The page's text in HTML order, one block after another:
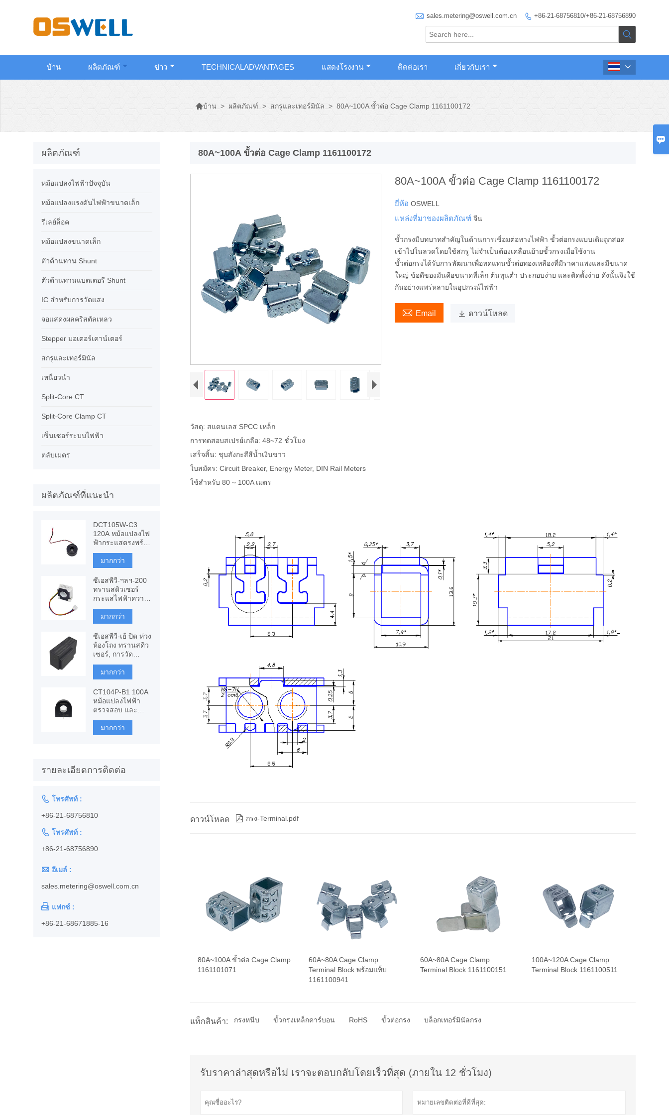

 sales.metering@oswell.com.cn  +86-21-68756810/+86-21-68756890

บ้าน ผลิตภัณฑ์ ข่าว TECHNICALADVANTAGES แสดงโรงงาน ติดต่อเรา เกี่ยวกับเรา 
บ้าน > ผลิตภัณฑ์ > สกรูและเทอร์มินัล > 80A~100A ขั้วต่อ Cage Clamp 1161100172
80A~100A ขั้วต่อ Cage Clamp 1161100172
80A~100A ขั้วต่อ Cage Clamp 1161100172
ยี่ห้อOSWELL
แหล่งที่มาของผลิตภัณฑ์จีน
ขั้วกรงมีบทบาทสำคัญในด้านการเชื่อมต่อทางไฟฟ้า ขั้วต่อกรงแบบเดิมถูกสอด
เข้าไปในลวดโดยใช้สกรู ไม่จำเป็นต้องเคลื่อนย้ายขั้วกรงเมื่อใช้งาน
ขั้วต่อกรงได้รับการพัฒนาเพื่อทดแทนขั้วต่อทองเหลืองที่มีราคาแพงและมีขนาด
ใหญ่ ข้อดีของมันคือขนาดที่เล็ก ต้นทุนต่ำ ประกอบง่าย และติดตั้งง่าย ดังนั้นจึงใช้
กันอย่างแพร่หลายในอุปกรณ์ไฟฟ้า
 Email  ดาวน์โหลด
วัสดุ: สแตนเลส SPCC เหล็ก
การทดสอบสเปรย์เกลือ: 48~72 ชั่วโมง
เสร็จสิ้น: ชุบสังกะสีสีน้ำเงินขาว
ใบสมัคร: Circuit Breaker, Energy Meter, DIN Rail Meters
ใช้สำหรับ 80 ~ 100A เมตร
ดาวน์โหลด  กรง-Terminal.pdf
80A~100A ขั้วต่อ Cage Clamp
1161101071
60A~80A Cage Clamp
Terminal Block พร้อมแท็บ
1161100941
60A~80A Cage Clamp
Terminal Block 1161100151
100A~120A Cage Clamp
Terminal Block 1161100511
แท็กสินค้า: กรงหนีบ ขั้วกรงเหล็กคาร์บอน RoHS ขั้วต่อกรง บล็อกเทอร์มินัลกรง
รับราคาล่าสุดหรือไม่ เราจะตอบกลับโดยเร็วที่สุด (ภายใน 12 ชั่วโมง)
ผลิตภัณฑ์
หม้อแปลงไฟฟ้าปัจจุบัน
หม้อแปลงแรงดันไฟฟ้าขนาดเล็ก
รีเลย์ล็อค
หม้อแปลงขนาดเล็ก
ตัวต้านทาน Shunt
ตัวต้านทานแบตเตอรี Shunt
IC สำหรับการวัดแสง
จอแสดงผลคริสตัลเหลว
Stepper มอเตอร์เคาน์เตอร์
สกรูและเทอร์มินัล
เหนี่ยวนำ
Split-Core CT
Split-Core Clamp CT
เซ็นเซอร์ระบบไฟฟ้า
ตลับเมตร
ผลิตภัณฑ์ที่แนะนำ
DCT105W-C3
120A หม้อแปลงไฟ
ฟ้ากระแสตรงพร้อม
ภูมิคุ้มกัน DC, การ
วัดแสง CT
มากกว่า
ซีเอสพีวี-ฯลฯ-200
ทรานสดิวเซอร์
กระแสไฟฟ้าความ
แม่นยำสูง, ฟลักซ์
เกต ตามส่วน
ประกอบ
มากกว่า
ซีเอสพีวี-เย้ ปิด ห่วง
ห้องโถง ทรานสดิว
เซอร์, การวัด
เครื่องปรับอากาศ,
กระแสตรง
มากกว่า
CT104P-B1 100A
หม้อแปลงไฟฟ้า
ตรวจสอบ และ
ป้องกัน
มากกว่า
รายละเอียดการติดต่อ
 โทรศัพท์ :
+86-21-68756810
 โทรศัพท์ :
+86-21-68756890
 อีเมล์ :
sales.metering@oswell.com.cn
 แฟกซ์ :
+86-21-68671885-16